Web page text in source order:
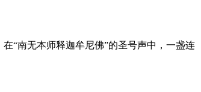
“南无本师释迦牟尼佛”的圣号声中，一盏连